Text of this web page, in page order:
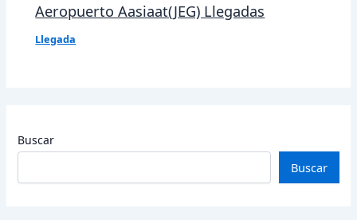
Aeropuerto Aasiaat(JEG) Llegadas
Llegada
Buscar
Buscar